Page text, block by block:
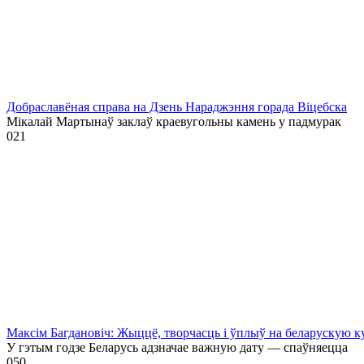
Добраславёная справа на Дзень Нараджэння горада Віцебска
Мікалай Мартынаў заклаў краевугольны камень у падмурак
021
Максім Багдановіч: Жыццё, творчасць і ўплыў на беларускую
У гэтым годзе Беларусь адзначае важную дату — спаўняецца